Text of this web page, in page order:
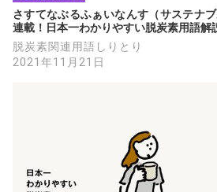
さすてなぶるふぁいなんす（サステナ
連載！日本一わかりやすい脱炭素用語解
脱炭素関連用語しりとり
2021年11月21日